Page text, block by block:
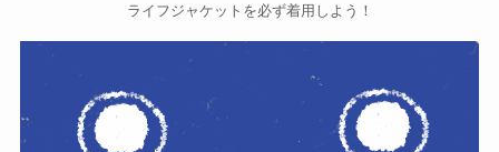
ライフジャケットを必ず着用しよう！